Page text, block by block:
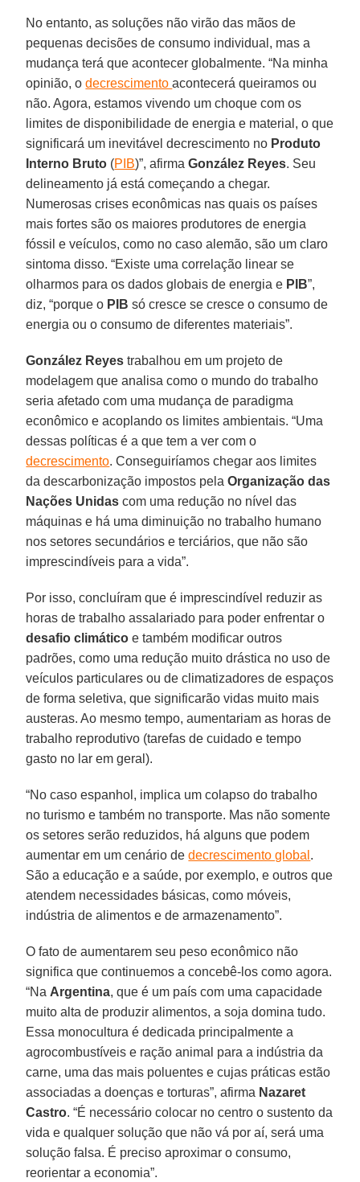
No entanto, as soluções não virão das mãos de
pequenas decisões de consumo individual, mas a
mudança terá que acontecer globalmente. “Na minha
opinião, odecrescimentoacontecerá queiramos ou
não. Agora, estamos vivendo um choque com os
limites de disponibilidade de energia e material, o que
significará um inevitável decrescimento no Produto
Interno Bruto (PIB)”, afirmaGonzález Reyes. Seu
delineamento já está começando a chegar.
Numerosas crises econômicas nas quais os países
mais fortes são os maiores produtores de energia
fóssil e veículos, como no caso alemão, são um claro
sintoma disso. “Existe uma correlação linear se
olharmos para os dados globais de energia e PIB”,
diz, “porque o PIB só cresce se cresce o consumo de
energia ou o consumo de diferentes materiais”.
González Reyes trabalhou em um projeto de
modelagem que analisa como o mundo do trabalho
seria afetado com uma mudança de paradigma
econômico e acoplando os limites ambientais. “Uma
dessas políticas é a que tem a ver com o
decrescimento. Conseguiríamos chegar aos limites
da descarbonização impostos pelaOrganização das
Nações Unidas com uma redução no nível das
máquinas e há uma diminuição no trabalho humano
nos setores secundários e terciários, que não são
imprescindíveis para a vida”.
Por isso, concluíram que é imprescindível reduzir as
horas de trabalho assalariado para poder enfrentar o
desafio climático e também modificar outros
padrões, como uma redução muito drástica no uso de
veículos particulares ou de climatizadores de espaços
de forma seletiva, que significarão vidas muito mais
austeras. Ao mesmo tempo, aumentariam as horas de
trabalho reprodutivo (tarefas de cuidado e tempo
gasto no lar em geral).
“No caso espanhol, implica um colapso do trabalho
no turismo e também no transporte. Mas não somente
os setores serão reduzidos, há alguns que podem
aumentar em um cenário dedecrescimento global .
São a educação e a saúde, por exemplo, e outros que
atendem necessidades básicas, como móveis,
indústria de alimentos e de armazenamento”.
O fato de aumentarem seu peso econômico não
significa que continuemos a concebê-los como agora.
“Na Argentina, que é um país com uma capacidade
muito alta de produzir alimentos, a soja domina tudo.
Essa monocultura é dedicada principalmente a
agrocombustíveis e ração animal para a indústria da
carne, uma das mais poluentes e cujas práticas estão
associadas a doenças e torturas”, afirma Nazaret
Castro. “É necessário colocar no centro o sustento da
vida e qualquer solução que não vá por aí, será uma
solução falsa. É preciso aproximar o consumo,
reorientar a economia”.